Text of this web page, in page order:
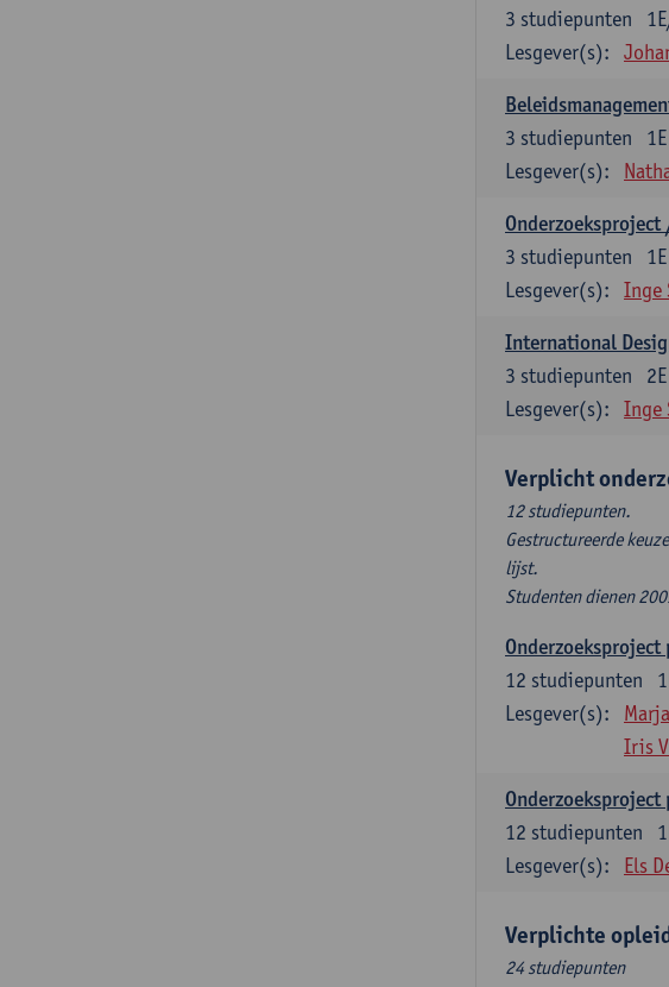
3 studiepunten
Lesgever(s):
3 studiepunten
Lesgever(s):
3 studiepunten
Lesgever(s):
Inge
International
3 studiepunten
Lesgever(s):
Inge
Verplicht
12 studiepunten.
Gestructureerde
lijst.
Studenten dienen
12 studiepunten
Lesgever(s):
Iris
12 studiepunten
Lesgever(s):
Els
Verplichte
24 studiepunten